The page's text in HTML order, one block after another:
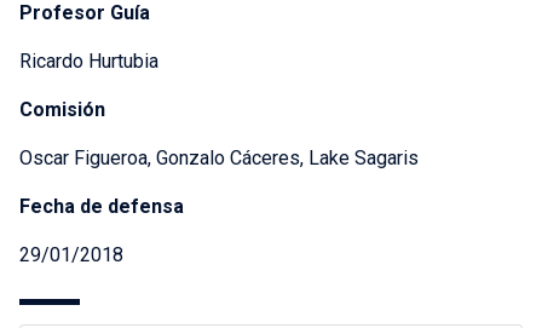
Profesor Guía
Ricardo Hurtubia
Comisión
Oscar Figueroa, Gonzalo Cáceres, Lake Sagaris
Fecha de defensa
29/01/2018